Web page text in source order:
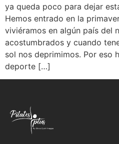
ya queda poco para dejar
Hemos entrado en la
viviéramos en algún país del
acostumbrados y cuando
sol nos deprimimos. Por eso
deporte […]